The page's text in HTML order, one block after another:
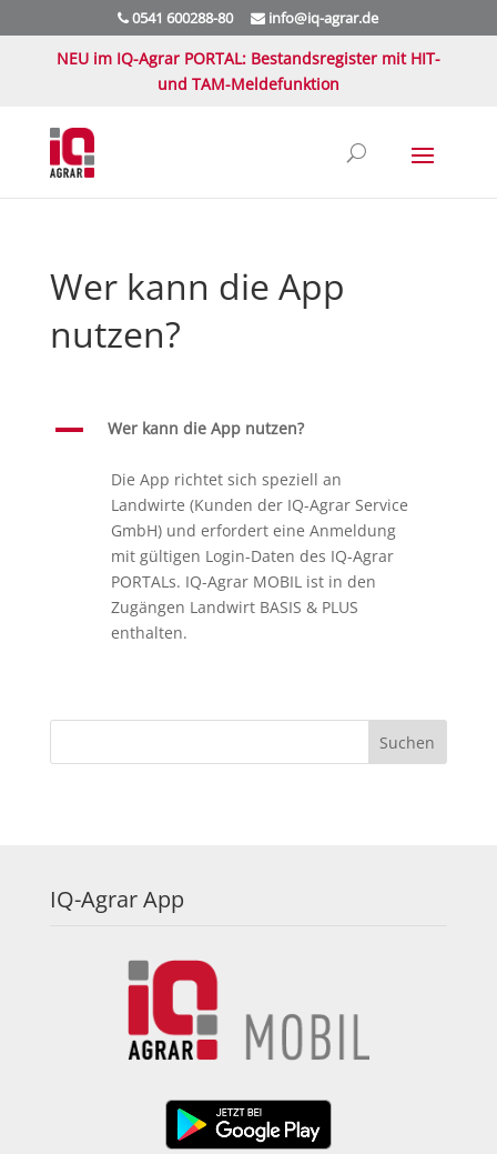
0541 600288-80 info@iq-agrar.de
NEU im IQ-Agrar PORTAL: Bestandsregister mit HIT-
und TAM-Meldefunktion
Wer kann die App
nutzen?
A Wer kann die App nutzen?
Die App richtet sich speziell an
Landwirte (Kunden der IQ-Agrar Service
GmbH) und erfordert eine Anmeldung
mit gültigen Login-Daten des IQ-Agrar
PORTALs. IQ-Agrar MOBIL ist in den
Zugängen Landwirt BASIS & PLUS
enthalten.
IQ-Agrar App